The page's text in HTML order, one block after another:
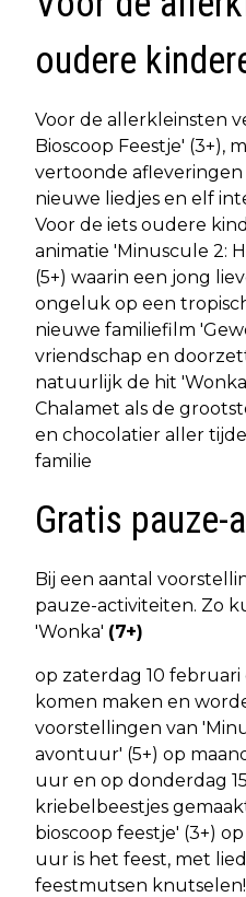
oudere
Voor de allerkleinsten
Bioscoop Feestje' (3+),
vertoonde afleveringen
nieuwe liedjes en elf
Voor de iets oudere
animatie 'Minuscule 2:
(5+) waarin een jong
ongeluk op een
nieuwe familiefilm
vriendschap en
natuurlijk de hit
Chalamet als de
en chocolatier aller
familie
Gratis
Bij een aantal
pauze-activiteiten. Zo
'Wonka' (7+)
op zaterdag 10 februari
komen maken en
voorstellingen van
avontuur' (5+) op
uur en op donderdag
kriebelbeestjes
bioscoop feestje' (3+)
uur is het feest, met
feestmutsen